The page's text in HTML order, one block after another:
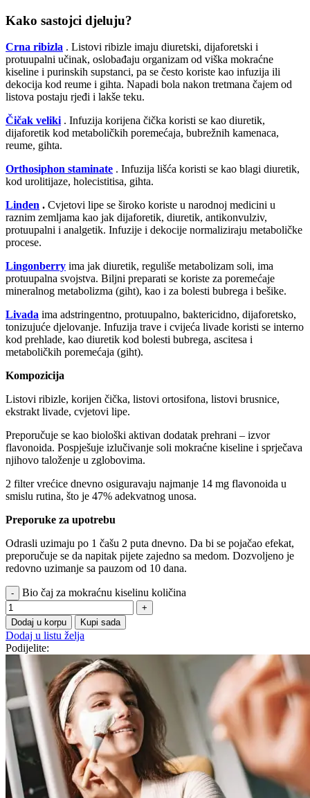
Kako sastojci djeluju?
Crna ribizla . Listovi ribizle imaju diuretski, dijaforetski i
protuupalni učinak, oslobađaju organizam od viška mokraćne
kiseline i purinskih supstanci, pa se često koriste kao infuzija ili
dekocija kod reume i gihta. Napadi bola nakon tretmana čajem od
listova postaju rjeđi i lakše teku.
Čičak veliki . Infuzija korijena čička koristi se kao diuretik,
dijaforetik kod metaboličkih poremećaja, bubrežnih kamenaca,
reume, gihta.
Orthosiphon staminate . Infuzija lišća koristi se kao blagi diuretik,
kod urolitijaze, holecistitisa, gihta.
Linden . Cvjetovi lipe se široko koriste u narodnoj medicini u
raznim zemljama kao jak dijaforetik, diuretik, antikonvulziv,
protuupalni i analgetik. Infuzije i dekocije normaliziraju metaboličke
procese.
Lingonberry ima jak diuretik, reguliše metabolizam soli, ima
protuupalna svojstva. Biljni preparati se koriste za poremećaje
mineralnog metabolizma (giht), kao i za bolesti bubrega i bešike.
Livada ima adstringentno, protuupalno, baktericidno, dijaforetsko,
tonizujuće djelovanje. Infuzija trave i cvijeća livade koristi se interno
kod prehlade, kao diuretik kod bolesti bubrega, ascitesa i
metaboličkih poremećaja (giht).
Kompozicija
Listovi ribizle, korijen čička, listovi ortosifona, listovi brusnice,
ekstrakt livade, cvjetovi lipe.
Preporučuje se kao biološki aktivan dodatak prehrani – izvor
flavonoida. Pospješuje izlučivanje soli mokraćne kiseline i sprječava
njihovo taloženje u zglobovima.
2 filter vrećice dnevno osiguravaju najmanje 14 mg flavonoida u
smislu rutina, što je 47% adekvatnog unosa.
Preporuke za upotrebu
Odrasli uzimaju po 1 čašu 2 puta dnevno. Da bi se pojačao efekat,
preporučuje se da napitak pijete zajedno sa medom. Dozvoljeno je
redovno uzimanje sa pauzom od 10 dana.
Bio čaj za mokraćnu kiselinu količina
Dodaj u korpu Kupi sada
Dodaj u listu želja
Podijelite: